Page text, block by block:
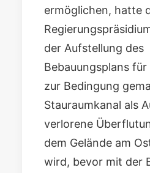
ermöglichen, hatte
der Aufstellung des
Bebauungsplans
zur Bedingung
Stauraumkanal als
verlorene
dem Gelände am
wird, bevor mit der